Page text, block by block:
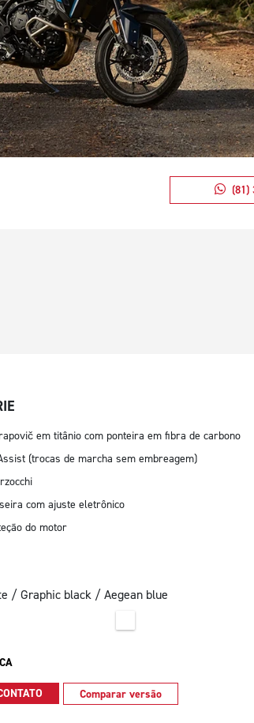
(81)
em titânio com ponteira em fibra de carbono
(trocas de marcha sem embreagem)
com ajuste eletrônico
do motor
/ Graphic black / Aegean blue
Comparar versão